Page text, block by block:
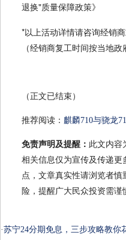
退换"质量保障政策》
*以上活动详情请咨询经销
（经销商复工时间按当地政
（正文已结束）
推荐阅读： 麒麟710与骁龙
免责声明及提醒： 此文内容
相关信息仅为宣传及传递
点，文章真实性请浏览者
险，提醒广大民众投资需谨
·苏宁24分期免息，三步攻略教你